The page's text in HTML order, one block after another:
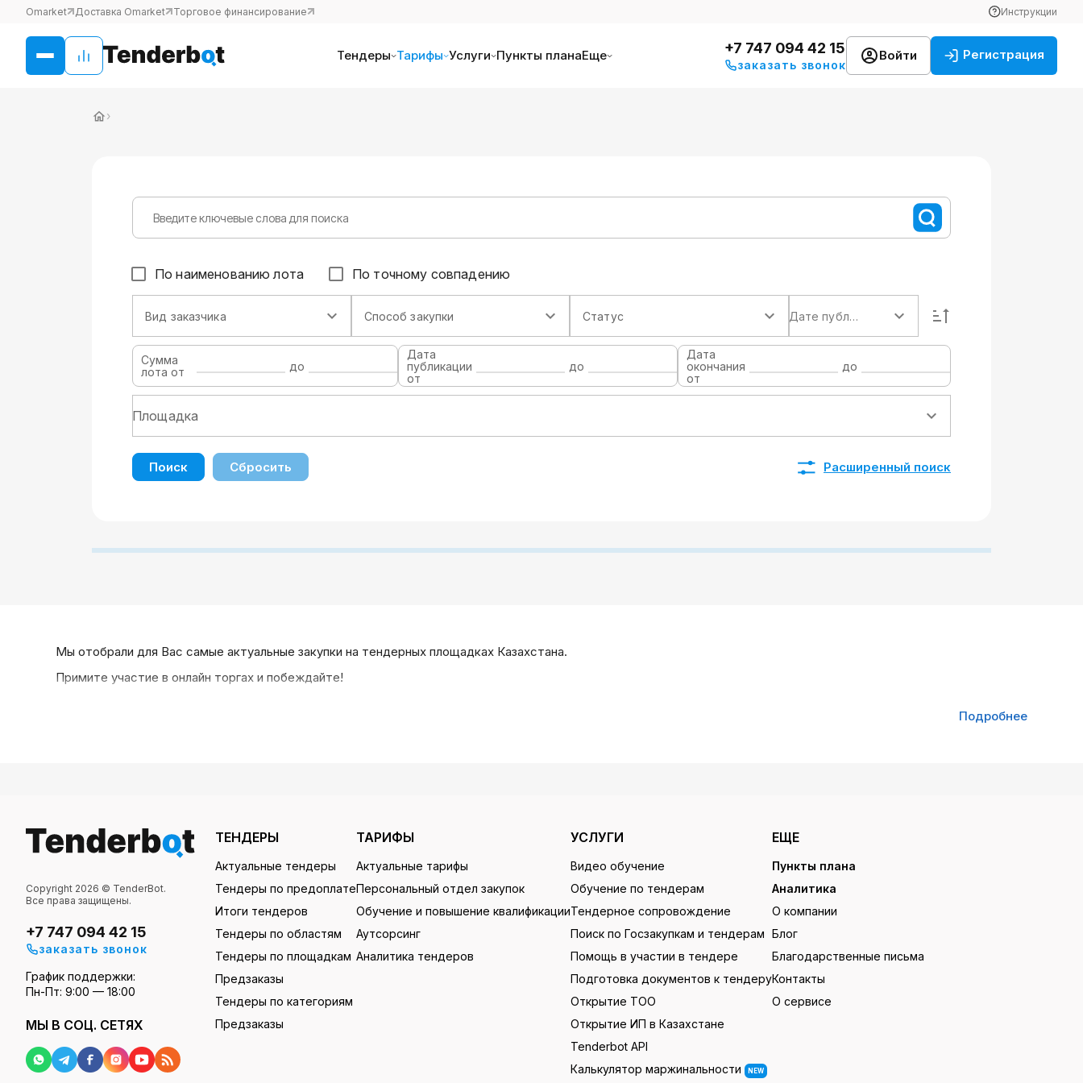
Omarket Доставка Omarket Торговое финансирование Инструкции
Тендеры Тарифы Услуги Пункты планаЕще +7 747 094 42 15
заказать звонок
Войти Регистрация
›
По наименованию лота По точному совпадению
Вид заказчика Способ закупки Статус Дате публикации
Сумма
лота от
до
Дата
публикации
от
до
Дата
окончания
от
до
Поиск Сбросить Расширенный поиск
Мы отобрали для Вас самые актуальные закупки на тендерных площадках Казахстана.
Примите участие в онлайн торгах и побеждайте!
Подробнее
Copyright 2026 © TenderBot.
Все права защищены.
+7 747 094 42 15
заказать звонок
График поддержки:
Пн-Пт: 9:00 — 18:00
МЫ В СОЦ. СЕТЯХ
ТЕНДЕРЫ
Актуальные тендеры
Тендеры по предоплате
Итоги тендеров
Тендеры по областям
Тендеры по площадкам
Предзаказы
Тендеры по категориям
Предзаказы
ТАРИФЫ
Актуальные тарифы
Персональный отдел закупок
Обучение и повышение квалификации
Аутсорсинг
Аналитика тендеров
УСЛУГИ
Видео обучение
Обучение по тендерам
Тендерное сопровождение
Поиск по Госзакупкам и тендерам
Помощь в участии в тендере
Подготовка документов к тендеру
Открытие ТОО
Открытие ИП в Казахстане
Tenderbot API
Калькулятор маржинальности
NEW
ЕЩЕ
Пункты плана
Аналитика
О компании
Блог
Благодарственные письма
Контакты
О сервисе